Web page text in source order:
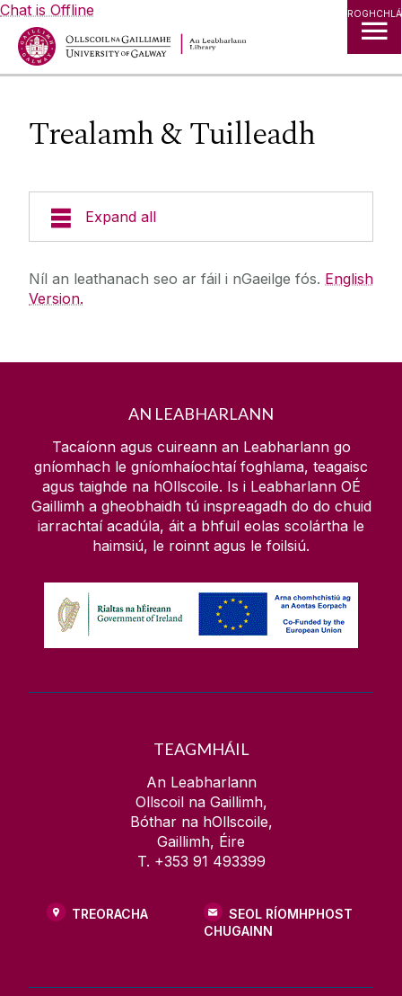
Chat is Offline
Trealamh & Tuilleadh
Expand all
Fíneálacha
Trealamh & Tuilleadh
Ríomhairí Glúine ar Iasacht
An tIonad Doiciméadúcháin Eorpaigh
Bailiúcháin Oidhreachta
Iasachtaí Idirleabharlainne
Bailiúcháin Rochtana Oscailte
Bailiúcháin Speisialta
Leabhair Mholta & Acmhainní
Tráchtais
Teagasc
Maidir le
Ceardlanna & Imeachtaí
Mo Chuntas Leabharlainne
Níl an leathanach seo ar fáil i nGaeilge fós. English
Version.
AN LEABHARLANN
Tacaíonn agus cuireann an Leabharlann go
gníomhach le gníomhaíochtaí foghlama, teagaisc
agus taighde na hOllscoile. Is i Leabharlann OÉ
Gaillimh a gheobhaidh tú inspreagadh do do chuid
iarrachtaí acadúla, áit a bhfuil eolas scolártha le
haimsiú, le roinnt agus le foilsiú.
TEAGMHÁIL
An Leabharlann
Ollscoil na Gaillimh,
Bóthar na hOllscoile,
Gaillimh, Éire
T. +353 91 493399
TREORACHA
SEOL RÍOMHPHOST
CHUGAINN